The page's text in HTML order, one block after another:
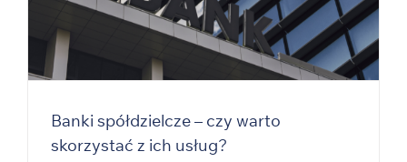
Banki spółdzielcze – czy warto
skorzystać z ich usług?